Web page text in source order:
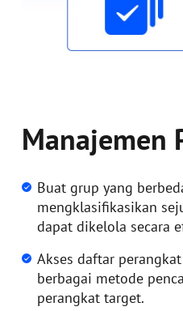
Manajemen
Buat grup yang
mengklasifikasikan
dapat dikelola secara
Akses daftar
berbagai metode
perangkat target.